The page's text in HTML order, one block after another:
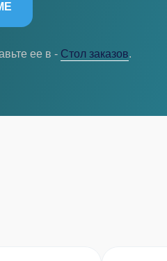
ее в - Cтол заказов.